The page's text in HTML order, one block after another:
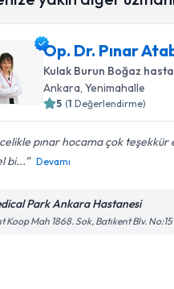
Op. Dr. Pınar
Kulak Burun Boğaz
Ankara , Yenimahalle
5 (1 Değerlendirme)
pınar hocama çok teşekkür
bi...
Devamı
Park Ankara Hastanesi
Koop Mah 1868. Sok, Batıkent Blv. No:15